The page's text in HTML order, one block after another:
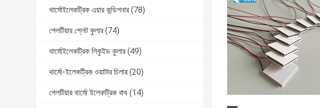
থার্মোইলেকট্রিক এয়ার কন্ডিশনার (78)
পেলটিয়ার প্লেট কুলার (74)
থার্মোইলেকট্রিক লিকুইড কুলার (49)
থার্মো-ইলেকট্রিক ওয়াটার চিলার (20)
পেলটিয়ার থার্মো ইলেকট্রিক বাথ (14)